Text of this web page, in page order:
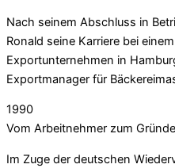
Nach seinem Abschluss in
Ronald seine Karriere bei
Exportunternehmen in
Exportmanager für
1990
Vom Arbeitnehmer zum
Im Zuge der deutschen